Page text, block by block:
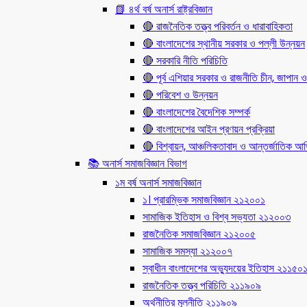
📗 ৪র্থ বর্ষ অনার্স রাষ্ট্রবিজ্ঞান
🔴 রাজনৈতিক তত্ত্ব পরিবর্তন ও ধারাবাহিকতা
🔴 বাংলাদেশের স্থানীয় সরকার ও পল্লী উন্নয়ন
🔴 সরকারি নীতি পরিচিতি
🔴 পূর্ব এশিয়ার সরকার ও রাজনীতি চীন, জাপান
🔴 পরিবেশ ও উন্নয়ন
🔴 বাংলাদেশের বৈদেশিক সম্পর্ক
🔴 বাংলাদেশের আইন প্রণয়ন প্রক্রিয়া
🔴 বিশ্বায়ন, আঞ্চলিকতাবাদ ও আন্তর্জাতিক
📚 অনার্স সমাজবিজ্ঞান বিভাগ
১ম বর্ষ অনার্স সমাজবিজ্ঞান
১। প্রারম্ভিক সমাজবিজ্ঞান ২১২০০১
সামাজিক ইতিহাস ও বিশ্ব সভ্যতা ২১২০০৩
রাজনৈতিক সমাজবিজ্ঞান ২১২০০৫
সামাজিক সমস্যা ২১২০০৭
স্বাধীন বাংলাদেশের অভ্যুদয়ের ইতিহাস ২১১৫০১
রাজনৈতিক তত্ত্ব পরিচিতি ২১১৯০৯
অর্থনীতির মূলনীতি ২১১৯০৯